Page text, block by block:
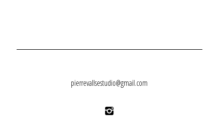
pierrevallsestudio@gmail.com